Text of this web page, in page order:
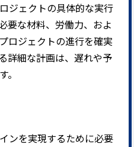
ジェクトの具体的な実行
要な材料、労働力、およ
ロジェクトの進行を確実
詳細な計画は、遅れや予
ンを実現するために必要